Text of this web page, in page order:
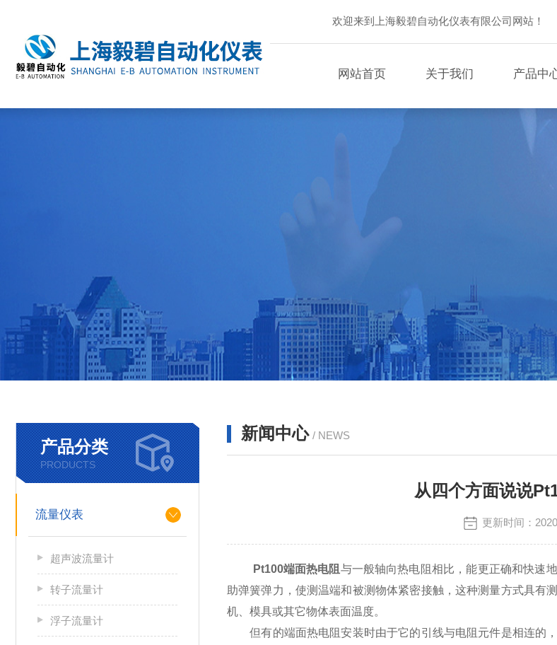
欢迎来到上海毅碧自动化仪表有限公司网站！
网站首页 关于我们 产品中
产品分类
PRODUCTS
流量仪表
超声波流量计
转子流量计
浮子流量计
新闻中心 / NEWS
从四个方面说说
更新时间：
Pt100端面热电阻 与一般轴向热电阻相比，能更正确和快速
助弹簧弹力，使测温端和被测物体紧密接触，这种测量方式具有
机、模具或其它物体表面温度。
但有的端面热电阻安装时由于它的引线与电阻元件是相连的